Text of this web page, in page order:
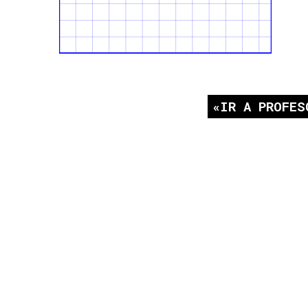
IR A